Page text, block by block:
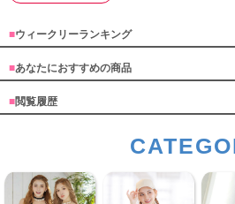
■ウィークリーランキング
■あなたにおすすめの商品
■閲覧履歴